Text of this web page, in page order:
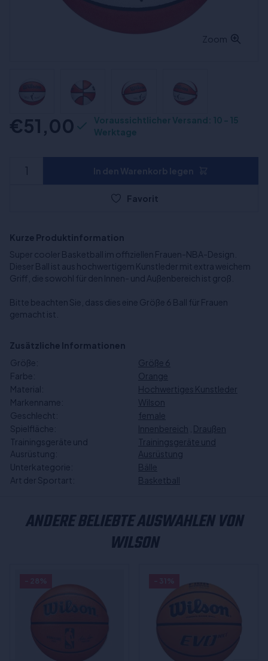
Zoom
€51,00
Voraussichtlicher Versand: 10 - 15
Werktage
Favorit
Kurze Produktinformation
Super cooler Basketball im offiziellen Frauen-NBA-Design.
Dieser Ball ist aus hochwertigem Kunstleder mit extra weichem
Griff, die sowohl für den Innen- und Außenbereich ist groß.
Bitte beachten Sie, dass dies eine Größe 6 Ball für Frauen
gemacht ist.
Zusätzliche Informationen
Größe:
Größe 6
Farbe:
Orange
Material:
Hochwertiges Kunstleder
Markenname:
Wilson
Geschlecht:
female
Spielfläche:
Innenbereich Draußen
Trainingsgeräte und
Ausrüstung:
Trainingsgeräte und
Ausrüstung
Unterkategorie:
Bälle
Art der Sportart:
Basketball
ANDERE BELIEBTE AUSWAHLEN VON
WILSON